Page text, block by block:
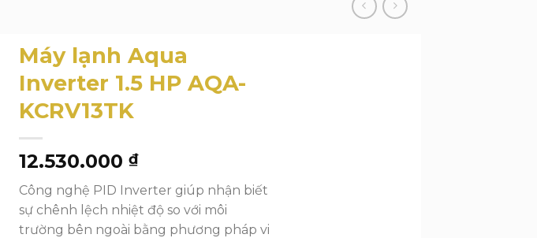
Máy lạnh Aqua
Inverter 1.5 HP AQA-
KCRV13TK
12.530.000 ₫
Công nghệ PID Inverter giúp nhận biết
sự chênh lệch nhiệt độ so với môi
trường bên ngoài bằng phương pháp vi